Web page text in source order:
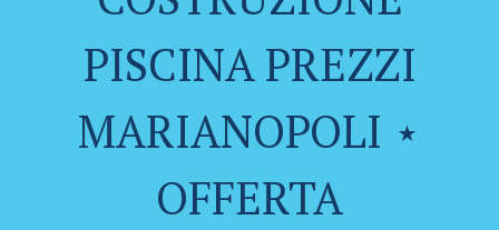
PISCINA PREZZI
MARIANOPOLI ⋆
OFFERTA